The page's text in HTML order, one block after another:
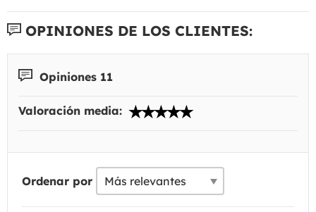
OPINIONES DE LOS CLIENTES:
Opiniones 11
Valoración media:
Ordenar por